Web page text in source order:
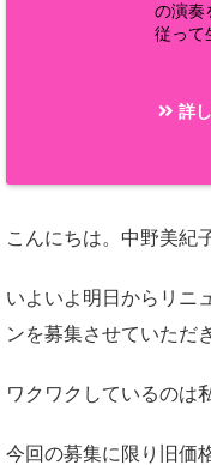
の演奏
従って
詳
こんにちは。中野美紀
いよいよ明日からリニ
ンを募集させていただ
ワクワクしているのは
今回の募集に限り旧価